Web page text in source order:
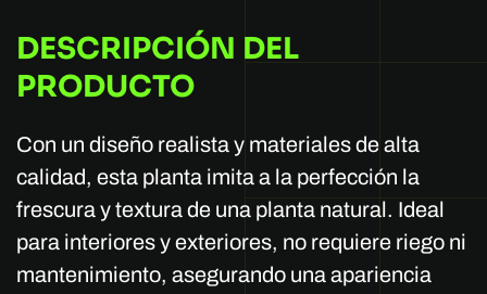
DESCRIPCIÓN DEL
PRODUCTO
Con un diseño realista y materiales de alta
calidad, esta planta imita a la perfección la
frescura y textura de una planta natural. Ideal
para interiores y exteriores, no requiere riego ni
mantenimiento, asegurando una apariencia